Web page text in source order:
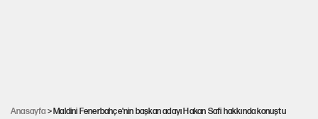
Anasayfa > Maldini Fenerbahçe'nin başkan adayı Hakan Safi hakkında konuştu